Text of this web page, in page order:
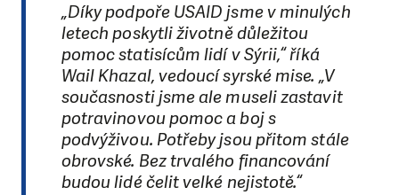
„Díky podpoře USAID jsme v minulých
letech poskytli životně důležitou
pomoc statisícům lidí v Sýrii,“ říká
Wail Khazal, vedoucí syrské mise. „V
současnosti jsme ale museli zastavit
potravinovou pomoc a boj s
podvýživou. Potřeby jsou přitom stále
obrovské. Bez trvalého financování
budou lidé čelit velké nejistotě.“